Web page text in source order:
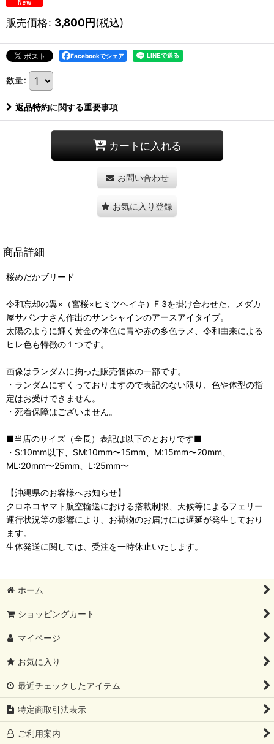
販売価格: 3,800円(税込)
Facebookでシェア
数量:
返品特約に関する重要事項
カートに入れる
お問い合わせ
お気に入り登録
商品詳細
桜めだかブリード
令和忘却の翼×（宮桜×ヒミツヘイキ）F 3を掛け合わせた、メダカ
屋サバンナさん作出のサンシャインのアースアイタイプ。
太陽のように輝く黄金の体色に青や赤の多色ラメ、令和由来による
ヒレ色も特徴の１つです。
画像はランダムに掬った販売個体の一部です。
・ランダムにすくっておりますので表記のない限り、色や体型の指
定はお受けできません。
・死着保障はございません。
■当店のサイズ（全長）表記は以下のとおりです■
・S:10mm以下、SM:10mm〜15mm、M:15mm〜20mm、
ML:20mm〜25mm、L:25mm〜
【沖縄県のお客様へお知らせ】
クロネコヤマト航空輸送における搭載制限、天候等によるフェリー
運行状況等の影響により、お荷物のお届けには遅延が発生しており
ます。
生体発送に関しては、受注を一時休止いたします。
ホーム
ショッピングカート
マイページ
お気に入り
最近チェックしたアイテム
特定商取引法表示
ご利用案内